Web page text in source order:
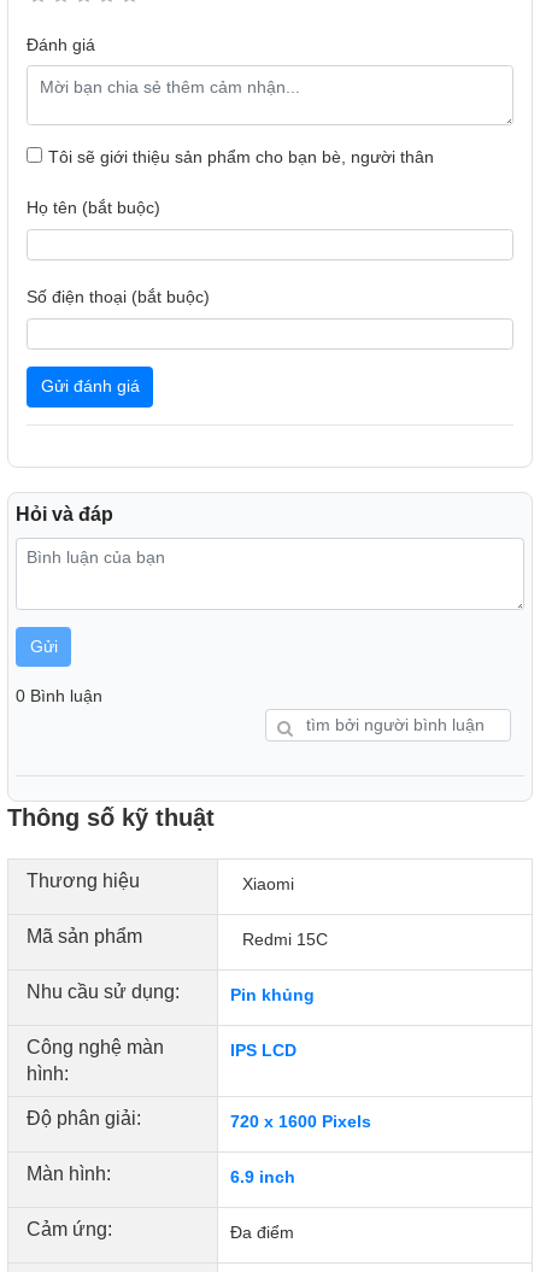
Với khả năng chống nước và bụi chuẩn IP64, Redmi 15C
tự tin thích nghi với nhiều điều kiện sử dụng khác nhau. Dù
là một cơn mưa bất chợt hay bụi bẩn trong sinh hoạt hằng
ngày, chiếc điện thoại Xiaomi này vẫn giữ được vẻ ngoài
Năng lượng bền bỉ cả ngày dài
đến 6000mAh, giúp người dùng thoải mái sử dụng suốt
ngày mà không lo gián đoạn. Cho dù bạn xem phim, chơi
game hay lướt web liên tục, viên pin này vẫn đảm bảo hiệu
suất ổn định với khả năng duy trì hoạt động lâu dài.
Đánh giá
Tôi sẽ giới thiệu sản phẩm cho bạn bè, người thân
Họ tên (bắt buộc)
Số điện thoại (bắt buộc)
Gửi đánh giá
Hỏi và đáp
Gửi
0 Bình luận
Thông số kỹ thuật
Thương hiệu Xiaomi
Mã sản phẩm Redmi 15C
Nhu cầu sử dụng: Pin khủng
Công nghệ màn
hình:
IPS LCD
Độ phân giải: 720 x 1600 Pixels
Màn hình: 6.9 inch
Cảm ứng: Đa điểm